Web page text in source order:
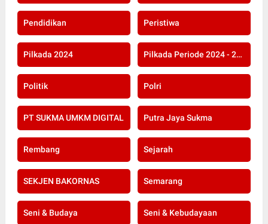
Pendidikan Peristiwa
Pilkada 2024 Pilkada Periode 2024 - 2029
Politik Polri
PT SUKMA UMKM DIGITAL Putra Jaya Sukma
Rembang Sejarah
SEKJEN BAKORNAS Semarang
Seni & Budaya Seni & Kebudayaan